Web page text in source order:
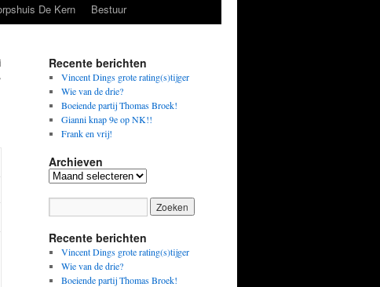
De Kern Bestuur
Recente berichten
Vincent Dings grote rating(s)tijger
Wie van de drie?
Boeiende partij Thomas Broek!
Gianni knap 9e op NK!!
Frank en vrij!
Archieven
Archieven
Recente berichten
Vincent Dings grote rating(s)tijger
Wie van de drie?
Boeiende partij Thomas Broek!